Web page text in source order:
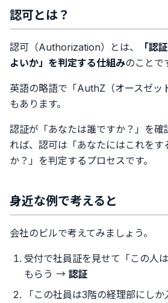
認可とは？
認可（Authorization）とは、
「認
よいか」を判定する仕組みのことで
英語の略語で「AuthZ（オースゼッ
もあります。
認証が「あなたは誰ですか？」を確
れば、認可は「あなたにはこれをす
か？」を判定するプロセスです。
身近な例で考えると
会社のビルで考えてみましょう。
受付で社員証を見せて「この人
もらう → 認証
「この社員は3階の経理部にし